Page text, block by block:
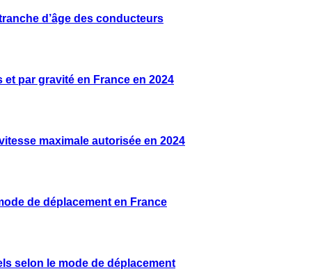
d’âge des conducteurs
par gravité en France en 2024
maximale autorisée en 2024
de déplacement en France
selon le mode de déplacement